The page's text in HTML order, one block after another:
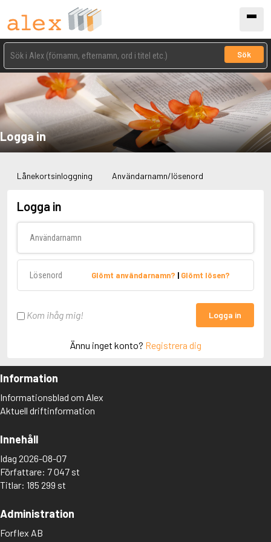
Sök
Logga in
Lånekortsinloggning Användarnamn/lösenord
Logga in
Glömt användarnamn? | Glömt lösen?
Kom ihåg mig! Logga in
Ännu inget konto? Registrera dig
Information
Informationsblad om Alex
Aktuell driftinformation
Innehåll
Idag 2026-08-07
Författare: 7 047 st
Titlar: 185 299 st
Administration
Forflex AB